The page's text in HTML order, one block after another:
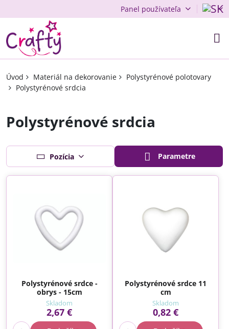
Panel používateľa
Úvod Materiál na dekorovanie
Polystyrénové polotovary
Polystyrénové srdcia
Polystyrénové srdcia
Pozícia Parametre
Polystyrénové srdce -
obrys - 15cm
Skladom
2,67 €
Polystyrénové srdce 11
cm
Skladom
0,82 €